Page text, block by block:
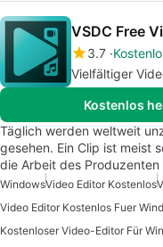
VSDC Free
3.7
Vielfältiger
Kostenlos
Täglich werden weltweit
gesehen. Ein Clip ist meist
die Arbeit des
WindowsVideo Editor Kostenlos
Video Editor Kostenlos Fuer
Kostenloser Video-Editor Für